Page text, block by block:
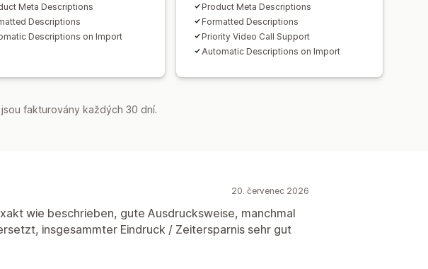
Meta Descriptions
Descriptions
Descriptions on Import
Product Meta Descriptions
Formatted Descriptions
Priority Video Call Support
Automatic Descriptions on Import
fakturovány každých 30 dní.
20. červenec 2026
wie beschrieben, gute Ausdrucksweise, manchmal
insgesammter Eindruck / Zeitersparnis sehr gut